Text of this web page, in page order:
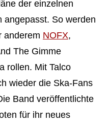
der einzelnen
angepasst. So werden
anderem NOFX,
The Gimme
rollen. Mit Talco
wieder die Ska-Fans
Band veröffentlichte
für ihr neues